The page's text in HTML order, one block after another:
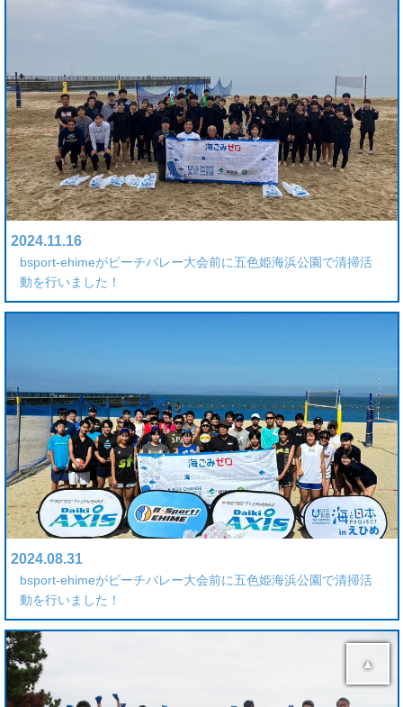
2024.11.16
bsport-ehimeがビーチバレー大会前に五色姫海浜公園で清掃活
動を行いました！
2024.08.31
bsport-ehimeがビーチバレー大会前に五色姫海浜公園で清掃活
動を行いました！
▲